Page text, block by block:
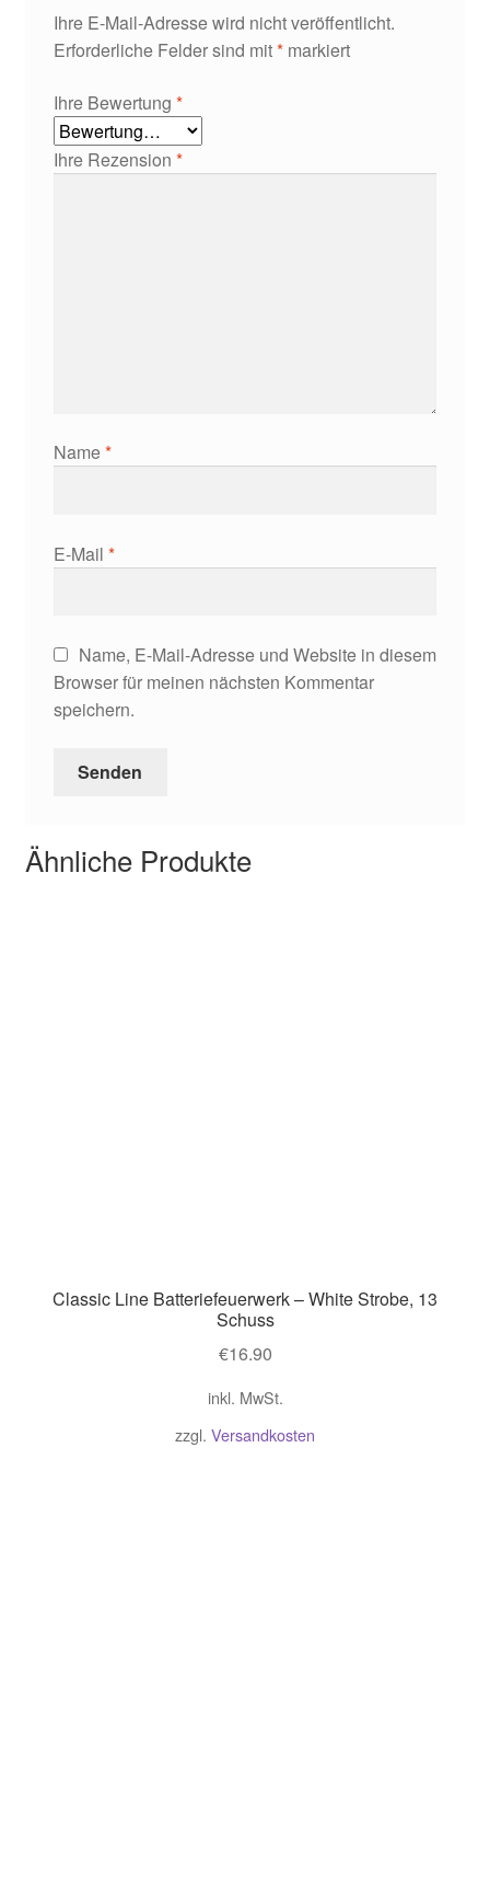
Ihre E-Mail-Adresse wird nicht veröffentlicht.
Erforderliche Felder sind mit*markiert
Ihre Bewertung *
Ihre Rezension *
Name*
E-Mail *
Name, E-Mail-Adresse und Website in diesem
Browser für meinen nächsten Kommentar
speichern.
Ähnliche Produkte
Classic Line Batteriefeuerwerk – White Strobe, 13
Schuss
€16.90
inkl. MwSt.
zzgl. Versandkosten